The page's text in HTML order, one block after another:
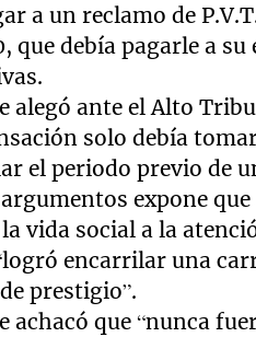
a un reclamo de
que debía pagarle a
alegó ante el Alto
solo debía
el periodo previo de
expone
vida social a la
encarrilar una
prestigio”.
achacó que “nunca